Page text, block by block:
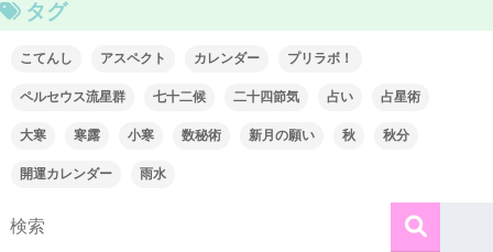
タグ
こてんし アスペクト カレンダー プリラボ！
ペルセウス流星群 七十二候 二十四節気 占い 占星術
大寒 寒露 小寒 数秘術 新月の願い 秋 秋分
開運カレンダー 雨水